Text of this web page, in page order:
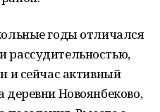
годы отличался
рассудительностью,
и сейчас активный
деревни Новоянбеково,